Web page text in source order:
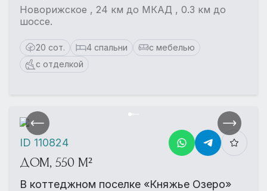
Новорижское , 24 км до МКАД , 0.3 км до
шоссе.
20 сот. 4 спальни
с мебелью
с отделкой
ДОМ, 550 М²
В коттеджном поселке «Княжье Озеро»
ID 110824